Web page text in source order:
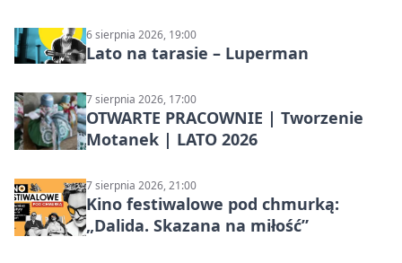
6 sierpnia 2026, 19:00
Lato na tarasie – Luperman
7 sierpnia 2026, 17:00
OTWARTE PRACOWNIE | Tworzenie
Motanek | LATO 2026
7 sierpnia 2026, 21:00
Kino festiwalowe pod chmurką:
„Dalida. Skazana na miłość”